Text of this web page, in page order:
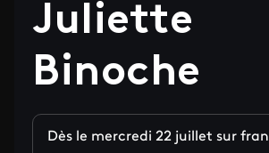
Juliette
Binoche
Dès le mercredi 22 juillet sur